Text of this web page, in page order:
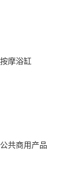
按摩浴缸
公共商用产品